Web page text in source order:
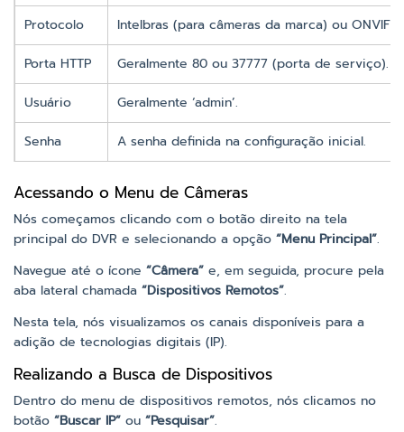
Protocolo Intelbras (para câmeras da marca) ou ONVIF.
Porta HTTP Geralmente 80 ou 37777 (porta de serviço).
Usuário Geralmente ‘admin’.
Senha A senha definida na configuração inicial.
Acessando o Menu de Câmeras
Nós começamos clicando com o botão direito na tela
principal do DVR e selecionando a opção “Menu Principal”.
Navegue até o ícone “Câmera” e, em seguida, procure pela
aba lateral chamada “Dispositivos Remotos”.
Nesta tela, nós visualizamos os canais disponíveis para a
adição de tecnologias digitais (IP).
Realizando a Busca de Dispositivos
Dentro do menu de dispositivos remotos, nós clicamos no
botão “Buscar IP” ou “Pesquisar”.